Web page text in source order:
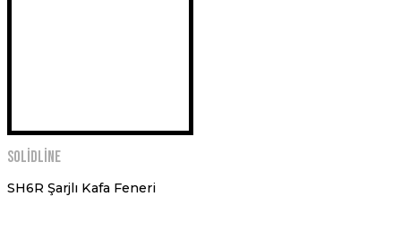
Solidline
SH6R Şarjlı Kafa Feneri